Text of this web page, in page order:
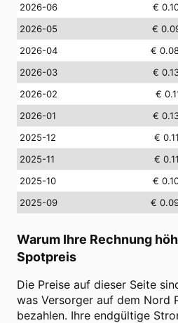
2026-06
€
2026-05
€
2026-04
€
2026-03
€
2026-02
€
2026-01
€
2025-12
€
2025-11
€
2025-10
€
2025-09
€
Warum Ihre Rechnung
Spotpreis
Die Preise auf dieser Seite
was Versorger auf dem Nord
bezahlen. Ihre endgültige